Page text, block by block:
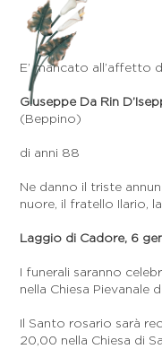
E’ mancato all’affetto
Giuseppe Da Rin
(Beppino)
di anni 88
Ne danno il triste
nuore, il fratello Ilario,
Laggio di Cadore, 6
I funerali saranno
nella Chiesa Pievanale
Il Santo rosario sarà
20,00 nella Chiesa di